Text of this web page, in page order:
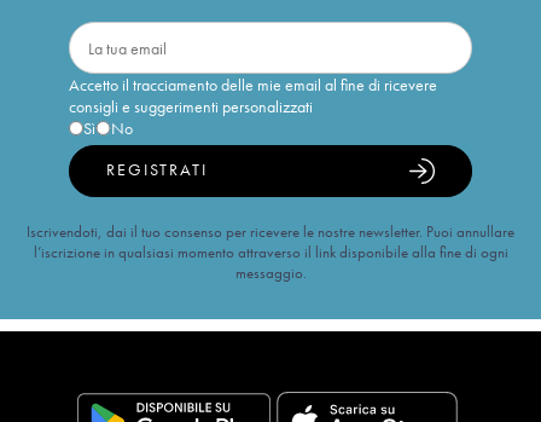
Accetto il tracciamento delle mie email al fine di ricevere
consigli e suggerimenti personalizzati
Sì
No
REGISTRATI
Iscrivendoti, dai il tuo consenso per ricevere le nostre newsletter. Puoi annullare
l’iscrizione in qualsiasi momento attraverso il link disponibile alla fine di ogni
messaggio.